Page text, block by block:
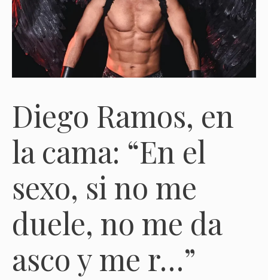
Diego Ramos, en
la cama: “En el
sexo, si no me
duele, no me da
asco y me r…”